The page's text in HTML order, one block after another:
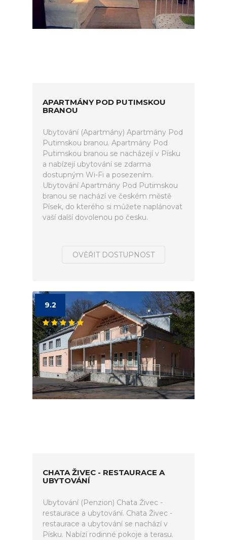
APARTMÁNY POD PUTIMSKOU
BRANOU
Ubytování (Apartmány) Apartmány Pod
Putimskou branou. Apartmány Pod
Putimskou branou se nacházejí v Písku
a nabízejí ubytování se zdarma
dostupným Wi-Fi a posezením.
Ubytování Apartmány Pod Putimskou
branou se nachází ve českém městě
Písek, do kterého si můžete naplánovat
vaší další dovolenou po česku.
OVĚŘIT DOSTUPNOST
9.2
CHATA ŽIVEC - RESTAURACE A
UBYTOVÁNÍ
Ubytování (Penzion) Chata Živec -
restaurace a ubytování. Chata Živec -
restaurace a ubytování se nachází v
Písku. Nabízí rodinné pokoje a terasu.